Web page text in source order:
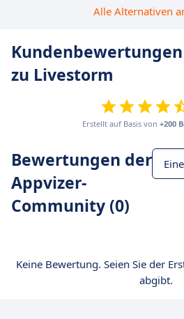
Alle Alternativen
Kundenbewertungen
zu Livestorm
Erstellt auf Basis von +200
Bewertungen der
Appvizer-
Community (0)
Keine Bewertung. Seien Sie der
abgibt.